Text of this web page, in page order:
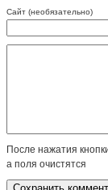
Сайт (необязательно)
После нажатия
а поля очистятся